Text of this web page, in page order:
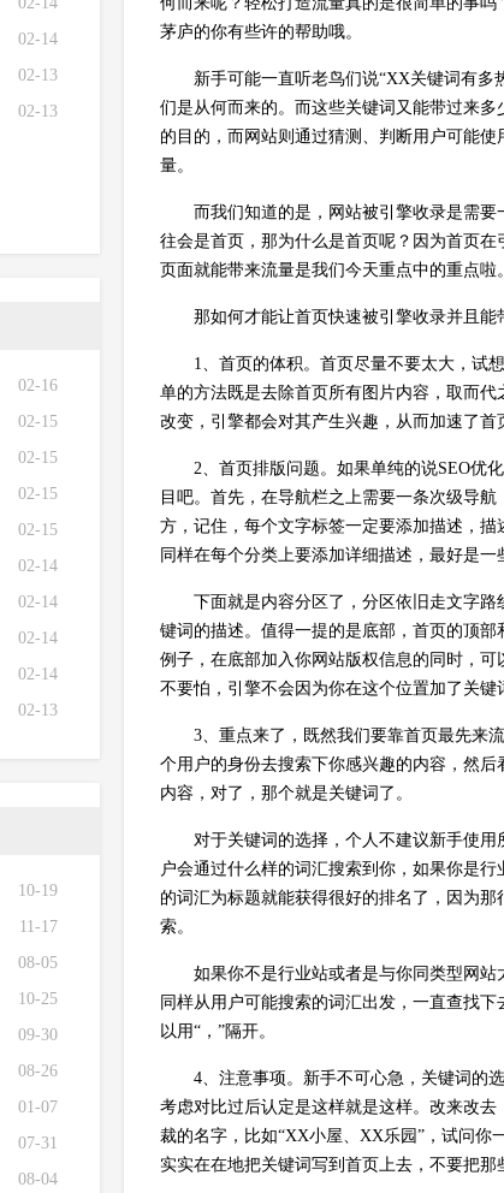
02-14
02-13
02-13
02-16
02-15
02-15
02-15
02-15
02-14
02-14
02-14
02-14
02-13
10-19
11-17
08-05
10-25
09-30
08-26
01-07
07-31
08-04
茅庐的你有些许的帮助哦。
新手可能一直听老鸟们说“XX关键词有
们是从何而来的。而这些关键词又能带过来
的目的，而网站则通过猜测、判断用户可能
量。
而我们知道的是，网站被引擎收录是需
往会是首页，那为什么是首页呢？因为首页
页面就能带来流量是我们今天重点中的重点啦。
那如何才能让首页快速被引擎收录并且能
1、首页的体积。首页尽量不要太大，试
单的方法既是去除首页所有图片内容，取而
改变，引擎都会对其产生兴趣，从而加速了首
2、首页排版问题。如果单纯的说SEO优
目吧。首先，在导航栏之上需要一条次级导
方，记住，每个文字标签一定要添加描述，
同样在每个分类上要添加详细描述，最好是一
下面就是内容分区了，分区依旧走文字
键词的描述。值得一提的是底部，首页的顶
例子，在底部加入你网站版权信息的同时，
不要怕，引擎不会因为你在这个位置加了关键
3、重点来了，既然我们要靠首页最先来
个用户的身份去搜索下你感兴趣的内容，然
内容，对了，那个就是关键词了。
对于关键词的选择，个人不建议新手使
户会通过什么样的词汇搜索到你，如果你是
的词汇为标题就能获得很好的排名了，因为
索。
如果你不是行业站或者是与你同类型网
同样从用户可能搜索的词汇出发，一直查找
以用“，”隔开。
4、注意事项。新手不可心急，关键词的
考虑对比过后认定是这样就是这样。改来改
裁的名字，比如“XX小屋、XX乐园”，试问你
实实在在地把关键词写到首页上去，不要把那